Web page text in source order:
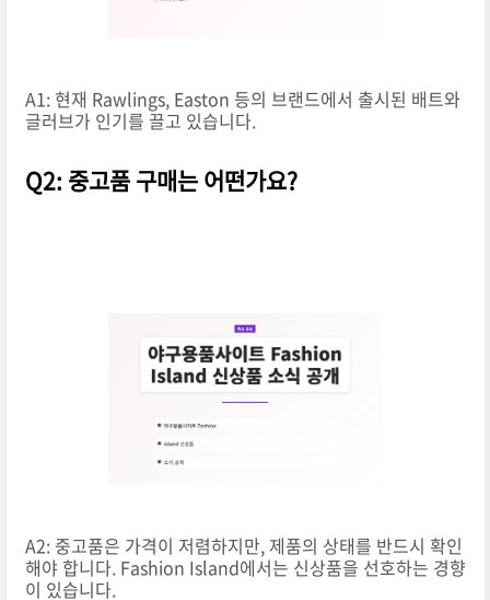
A1: 현재 Rawlings, Easton 등의 브랜드에서 출시된 배트와
글러브가 인기를 끌고 있습니다.
Q2: 중고품 구매는 어떤가요?
A2: 중고품은 가격이 저렴하지만, 제품의 상태를 반드시 확인
해야 합니다. Fashion Island에서는 신상품을 선호하는 경향
이 있습니다.